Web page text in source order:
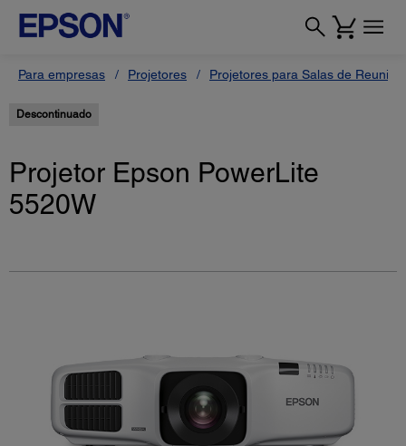
Para empresas Projetores Projetores para Salas de Reunião
Descontinuado
Projetor Epson PowerLite
5520W